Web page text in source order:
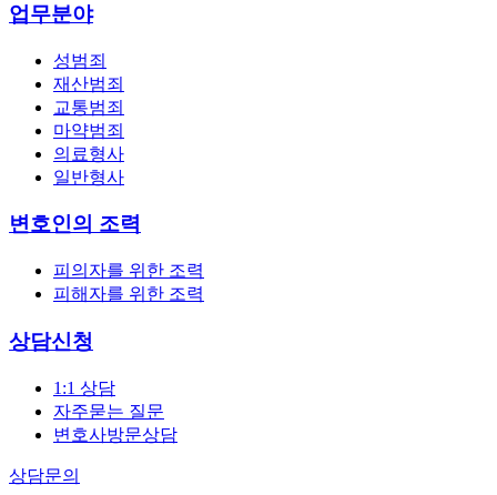
업무분야
성범죄
재산범죄
교통범죄
마약범죄
의료형사
일반형사
변호인의 조력
피의자를 위한 조력
피해자를 위한 조력
상담신청
1:1 상담
자주묻는 질문
변호사방문상담
상담문의